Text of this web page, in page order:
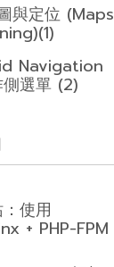
與定位 (Maps
Navigation
選單 (2)
使用
+ PHP-FPM